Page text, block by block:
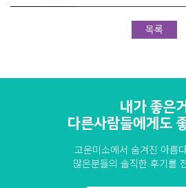
목록
내가 좋은거
다른사람들에게도
고운미소에서 숨겨진 아름
많은분들의 솔직한 후기를